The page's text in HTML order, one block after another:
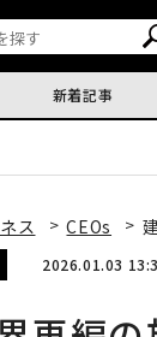
新着記事
ス CEOs
2026.01.03